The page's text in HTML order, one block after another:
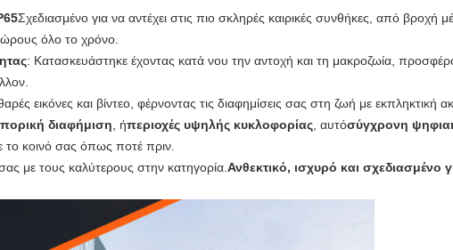
Σχεδιασμένο για να αντέχει στις πιο σκληρές καιρικές συνθήκες, από βροχή
όλο το χρόνο.
: Κατασκευάστηκε έχοντας κατά νου την αντοχή και τη μακροζωία,
εικόνες και βίντεο, φέρνοντας τις διαφημίσεις σας στη ζωή με εκπληκτική
διαφήμιση , ήπεριοχές υψηλής κυκλοφορίας , αυτόσύγχρονη
το κοινό σας όπως ποτέ πριν.
με τους καλύτερους στην κατηγορία. Ανθεκτικό, ισχυρό και σχεδιασμένο